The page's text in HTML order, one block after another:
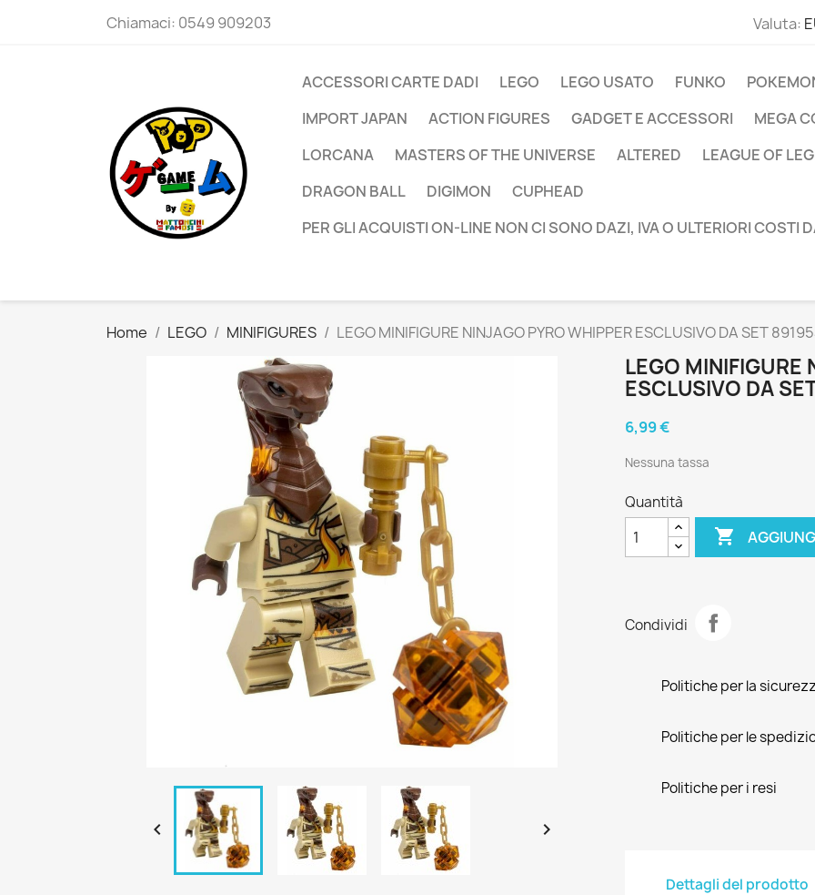
Chiamaci: 0549 909203 Valuta:
ACCESSORI CARTE DADI LEGO LEGO USATO FUNKO
IMPORT JAPAN
ACTION FIGURES GADGET E ACCESSORI MEGA
LORCANA
MASTERS OF THE UNIVERSE ALTERED LEAGUE OF
DRAGON BALL
DIGIMON
CUPHEAD
PER GLI ACQUISTI ON-LINE NON CI SONO DAZI, IVA O ULTERIORI COSTI
Home LEGO MINIFIGURES LEGO MINIFIGURE NINJAGO PYRO WHIPPER ESCLUSIVO DA SET
 
LEGO MINIFIGURE
ESCLUSIVO DA
6,99 €
Nessuna tassa
Quantità

Condividi
Politiche per la
Politiche per le
Politiche per i resi
Dettagli del prodotto